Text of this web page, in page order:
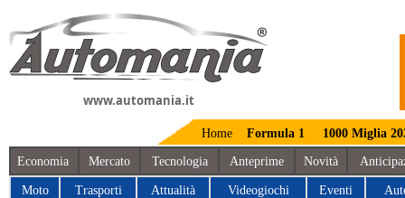
www.automania.it
Home Formula 1 1000 Miglia
Economia Mercato Tecnologia Anteprime Novità
Moto Trasporti Attualità Videogiochi Eventi